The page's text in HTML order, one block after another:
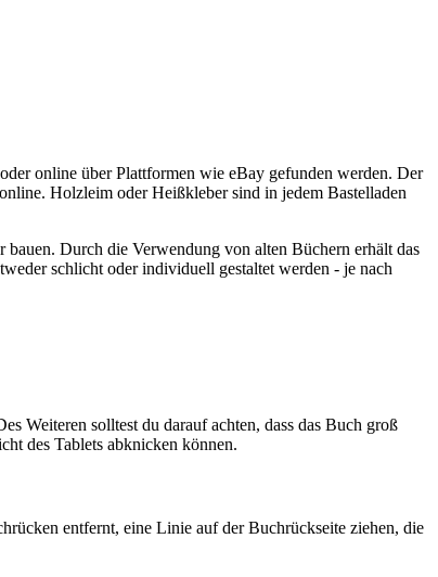
online über Plattformen wie eBay gefunden werden. Der
Holzleim oder Heißkleber sind in jedem Bastelladen
Durch die Verwendung von alten Büchern erhält das
schlicht oder individuell gestaltet werden - je nach
Weiteren solltest du darauf achten, dass das Buch groß
des Tablets abknicken können.
entfernt, eine Linie auf der Buchrückseite ziehen, die